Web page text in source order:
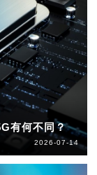
有何不同？
2026-07-14